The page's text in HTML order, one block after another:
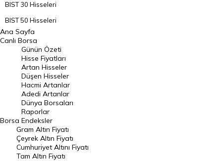
BIST 30 Hisseleri
BIST 50 Hisseleri
BIST 100 Hisseleri
En Çok Artan Hisseler
En Çok Düşen Hisseler
Hacmi Artanlar
Geçmiş Kapanışlar
Dünya Borsaları
Raporlar
Endeksler
Ana Sayfa
Canlı Borsa
Borsa
Günün Özeti
Hisse Fiyatları
Artan Hisseler
Düşen Hisseler
Hacmi Artanlar
Adedi Artanlar
Dünya Borsaları
Raporlar
Endeksler
Gram Altın Fiyatı
Çeyrek Altın Fiyatı
Cumhuriyet Altını Fiyatı
Tam Altın Fiyatı